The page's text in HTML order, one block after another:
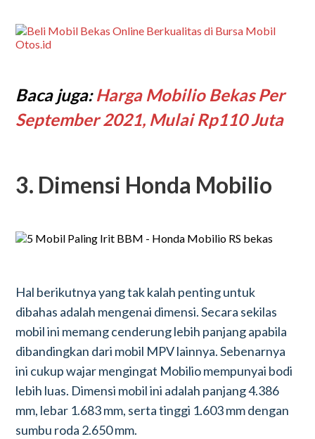
Baca juga:Harga Mobilio Bekas Per
September 2021, Mulai Rp110 Juta
3. Dimensi Honda Mobilio
Hal berikutnya yang tak kalah penting untuk
dibahas adalah mengenai dimensi. Secara sekilas
mobil ini memang cenderung lebih panjang apabila
dibandingkan dari mobil MPV lainnya. Sebenarnya
ini cukup wajar mengingat Mobilio mempunyai bodi
lebih luas. Dimensi mobil ini adalah panjang 4.386
mm, lebar 1.683 mm, serta tinggi 1.603 mm dengan
sumbu roda 2.650 mm.